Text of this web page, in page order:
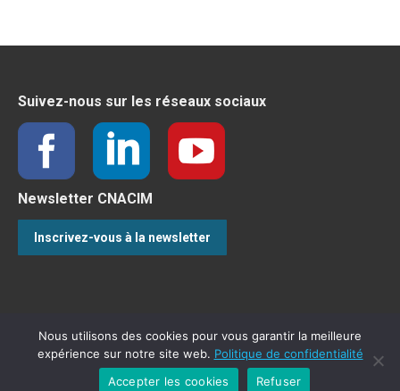
Suivez-nous sur les réseaux sociaux
Newsletter CNACIM
Inscrivez-vous à la newsletter
Nous utilisons des cookies pour vous garantir la meilleure
expérience sur notre site web. Politique de confidentialité
Accepter les cookies
Refuser